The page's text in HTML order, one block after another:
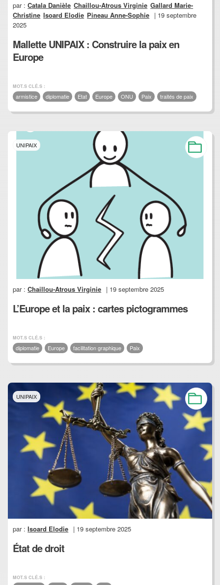
par :Catala Danièle Chaillou-Atrous Virginie Gallard Marie-
Christine Isoard Elodie Pineau Anne-Sophie | 19 septembre
2025
Mallette UNIPAIX : Construire la paix en
Europe
MOT.S CLÉ.S :
armistice diplomatie Etat Europe ONU Paix traités de paix
UNIPAIX
par :Chaillou-Atrous Virginie | 19 septembre 2025
L’Europe et la paix : cartes pictogrammes
MOT.S CLÉ.S :
diplomatie Europe facilitation graphique Paix
UNIPAIX
par :Isoard Elodie | 19 septembre 2025
État de droit
MOT.S CLÉ.S :